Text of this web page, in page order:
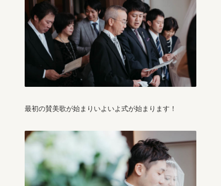
最初の賛美歌が始まりいよいよ式が始まります！